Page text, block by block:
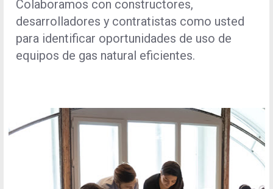
Colaboramos con constructores,
desarrolladores y contratistas como usted
para identificar oportunidades de uso de
equipos de gas natural eficientes.